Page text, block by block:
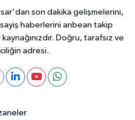
son dakika gelişmelerini,
haberlerini anbean takip
Doğru, tarafsız ve
adresi.